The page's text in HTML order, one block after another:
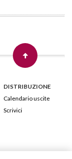
DISTRIBUZIONE
Calendario uscite
Scrivici